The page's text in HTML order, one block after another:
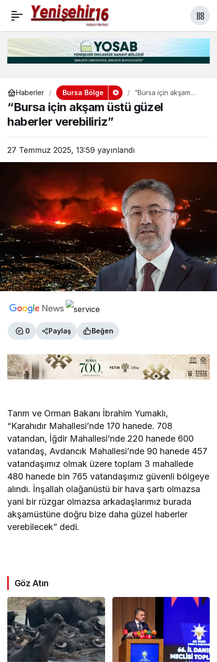
Haberler Bursa Bölge
“Bursa için akşam
üstü güzel haberler
verebiliriz”
“Bursa için akşam üstü güzel
haberler verebiliriz”
27 Temmuz 2025, 13:59 yayınlandı
0 Paylaş Beğen
Tarım ve Orman Bakanı İbrahim Yumaklı,
“Karahıdır Mahallesi’nde 170 hanede. 708
vatandan, İğdir Mahallesi’nde 220 hanede 600
vatandaş, Avdancık Mahallesi’nde 90 hanede 457
vatandaşımız olmak üzere toplam 3 mahallede
480 hanede bin 765 vatandaşımız güvenli bölgeye
alındı. İnşallah olağanüstü bir hava şartı olmazsa
yani bir rüzgar olmazsa arkadaşlarımız burada
akşamüstüne doğru bize daha güzel haberler
verebilecek” dedi.
Göz Atın
Bursa’da 15 Temmuz,
kortej ve düzenlenen
törenle kutlandı
Paylaş